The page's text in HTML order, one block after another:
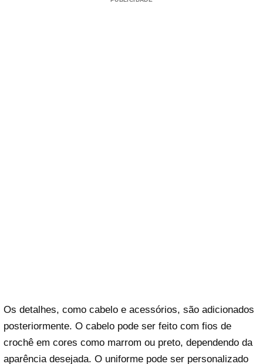
Os detalhes, como cabelo e acessórios, são adicionados
posteriormente. O cabelo pode ser feito com fios de
crochê em cores como marrom ou preto, dependendo da
aparência desejada. O uniforme pode ser personalizado